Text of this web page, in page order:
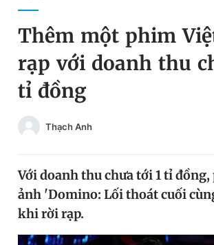
Chuyên mục khác
Chào ngày mới
Tin 360
Video Magazine
Đổi mật khẩu
Tin đã lưu
Tin đã xem
Thêm một phim
rạp với doanh thu
tỉ đồng
Thạch Anh
Với doanh thu chưa tới 1 tỉ
ảnh 'Domino: Lối thoát cuối
khi rời rạp.